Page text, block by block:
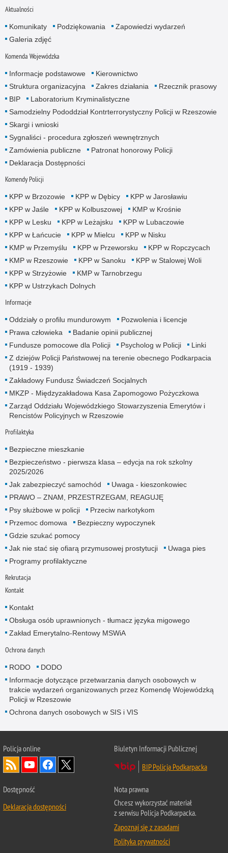
Aktualności
Komunikaty Podziękowania
Zapowiedzi wydarzeń
Galeria zdjęć
Komenda Wojewódzka
Informacje podstawowe
Kierownictwo
Struktura organizacyjna
Zakres działania
Rzecznik prasowy
BIP
Laboratorium Kryminalistyczne
Samodzielny Pododdział Kontrterrorystyczny Policji w Rzeszowie
Skargi i wnioski
Sygnaliści - procedura zgłoszeń wewnętrznych
Zamówienia publiczne
Patronat honorowy Policji
Deklaracja Dostępności
Komendy Policji
KPP w Brzozowie KPP w Dębicy
KPP w Jarosławiu
KPP w Jaśle
KPP w Kolbuszowej
KMP w Krośnie
KPP w Lesku
KPP w Leżajsku
KPP w Lubaczowie
KPP w Łańcucie
KPP w Mielcu
KPP w Nisku
KMP w Przemyślu
KPP w Przeworsku
KPP w Ropczycach
KMP w Rzeszowie
KPP w Sanoku
KPP w Stalowej Woli
KPP w Strzyżowie
KMP w Tarnobrzegu
KPP w Ustrzykach Dolnych
Informacje
Oddziały o profilu mundurowym
Pozwolenia i licencje
Prawa człowieka
Badanie opinii publicznej
Fundusze pomocowe dla Policji
Psycholog w Policji
Linki
Z dziejów Policji Państwowej na terenie obecnego Podkarpacia
(1919 - 1939)
Zakładowy Fundusz Świadczeń Socjalnych
MKZP - Międzyzakładowa Kasa Zapomogowo Pożyczkowa
Zarząd Oddziału Wojewódzkiego Stowarzyszenia Emerytów i
Rencistów Policyjnych w Rzeszowie
Profilaktyka
Bezpieczne mieszkanie
Bezpieczeństwo - pierwsza klasa – edycja na rok szkolny
2025/2026
Jak zabezpieczyć samochód
Uwaga - kieszonkowiec
PRAWO – ZNAM, PRZESTRZEGAM, REAGUJĘ
Psy służbowe w policji
Przeciw narkotykom
Przemoc domowa
Bezpieczny wypoczynek
Gdzie szukać pomocy
Jak nie stać się ofiarą przymusowej prostytucji
Uwaga pies
Programy profilaktyczne
Rekrutacja
Kontakt
Kontakt
Obsługa osób uprawnionych - tłumacz języka migowego
Zakład Emerytalno-Rentowy MSWiA
Ochrona danych
RODO
DODO
Informacje dotyczące przetwarzania danych osobowych w
trakcie wydarzeń organizowanych przez Komendę Wojewódzką
Policji w Rzeszowie
Ochrona danych osobowych w SIS i VIS
Policja online
Biuletyn Informacji Publicznej
BIP Policja Podkarpacka
Dostępność
Deklaracja dostępności
Nota prawna
Chcesz wykorzystać materiał
z serwisu Policja Podkarpacka.
Zapoznaj się z zasadami
Polityka prywatności